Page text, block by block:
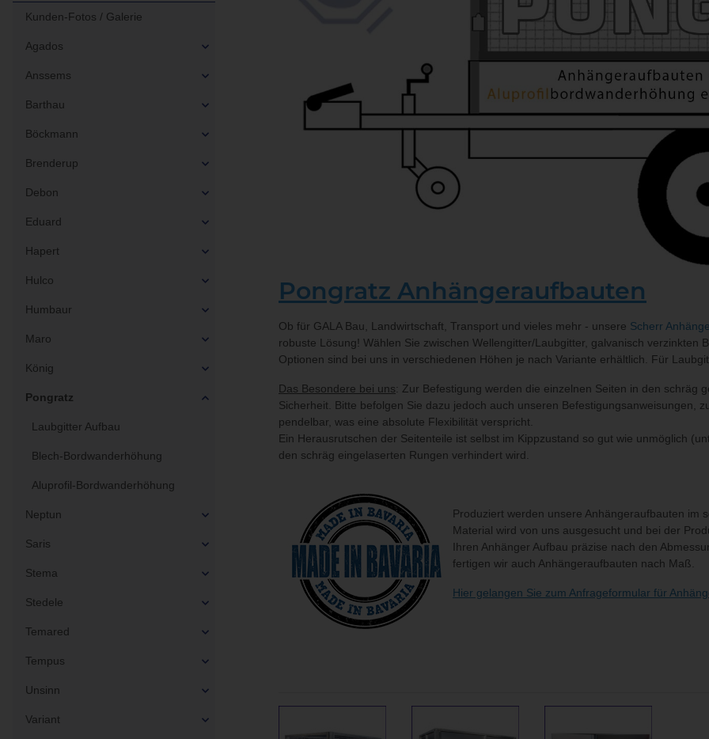
Pongratz Anhängeraufbauten
Ob für GALA Bau, Landwirtschaft, Transport und vieles mehr - unsere Scherr
robuste Lösung! Wählen Sie zwischen Wellengitter/Laubgitter, galvanisch verzinkten
Optionen sind bei uns in verschiedenen Höhen je nach Variante erhältlich. Für
Das Besondere bei uns: Zur Befestigung werden die einzelnen Seiten in den schräg
Sicherheit. Bitte befolgen Sie dazu jedoch auch unseren Befestigungsanweisungen,
pendelbar, was eine absolute Flexibilität verspricht.
Ein Herausrutschen der Seitenteile ist selbst im Kippzustand so gut wie unmöglich
den schräg eingelaserten Rungen verhindert wird.
Produziert werden unsere Anhängeraufbauten im
Material wird von uns ausgesucht und bei der
Ihren Anhänger Aufbau präzise nach den
fertigen wir auch Anhängeraufbauten nach Maß.
Hier gelangen Sie zum Anfrageformular für
Kunden-Fotos / Galerie
Agados
Anssems
Barthau
Böckmann
Brenderup
Debon
Eduard
Hapert
Hulco
Humbaur
Maro
König
Pongratz
Laubgitter Aufbau
Blech-Bordwanderhöhung
Aluprofil-Bordwanderhöhung
Neptun
Saris
Stema
Stedele
Temared
Tempus
Unsinn
Variant